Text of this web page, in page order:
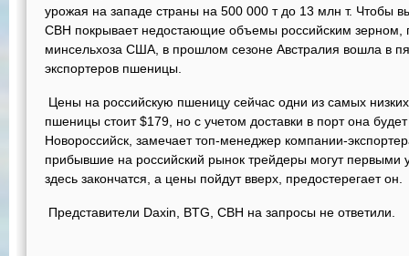
урожая на западе страны на 500 000 т до 13 млн т. Чтобы
СВН покрывает недостающие объемы российским зерном,
минсельхоза США, в прошлом сезоне Австралия вошла в
экспортеров пшеницы.
Цены на российскую пшеницу сейчас одни из самых
пшеницы стоит $179, но с учетом доставки в порт она
Новороссийск, замечает топ-менеджер компании-
прибывшие на российский рынок трейдеры могут первыми
здесь закончатся, а цены пойдут вверх, предостерегает он.
Представители Daxin, BTG, CBH на запросы не ответили.